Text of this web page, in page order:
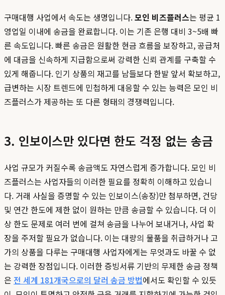
구매대행 사업에서 속도는 생명입니다.모인 비즈플러스는 평균 1
영업일 이내에 송금을 완료합니다. 이는 기존 은행 대비 3~5배 빠
른 속도입니다. 빠른 송금은 원활한 현금 흐름을 보장하고, 공급처
에 대금을 신속하게 지급함으로써 강력한 신뢰 관계를 구축할 수
있게 해줍니다. 인기 상품의 재고를 남들보다 한발 앞서 확보하고,
급변하는 시장 트렌드에 민첩하게 대응할 수 있는 능력은 모인 비
즈플러스가 제공하는 또 다른 형태의 경쟁력입니다.
3. 인보이스만 있다면 한도 걱정 없는 송금
사업 규모가 커질수록 송금액도 자연스럽게 증가합니다. 모인 비
즈플러스는 사업자들의 이러한 필요를 정확히 이해하고 있습니
다. 거래 사실을 증명할 수 있는 인보이스(송장)만 첨부하면, 건당
및 연간 한도에 제한 없이 원하는 만큼 송금할 수 있습니다. 더 이
상 한도 문제로 여러 번에 걸쳐 송금을 나누어 보내거나, 사업 확
장을 주저할 필요가 없습니다. 이는 대량의 물품을 취급하거나 고
가의 상품을 다루는 구매대행 사업자에게는 무엇과도 바꿀 수 없
는 강력한 장점입니다. 이러한 증빙서류 기반의 무제한 송금 정책
은 전 세계 181개국으로의 달러 송금 방법에서도 확인할 수 있듯